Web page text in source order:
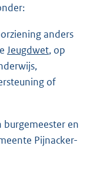
anders
Jeugdwet, op
of
burgemeester en
Pijnacker-